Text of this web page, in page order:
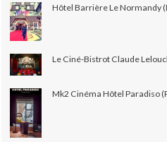
Hôtel Barrière Le Normandy
Le Ciné-Bistrot Claude
Mk2 Cinéma Hôtel Paradiso